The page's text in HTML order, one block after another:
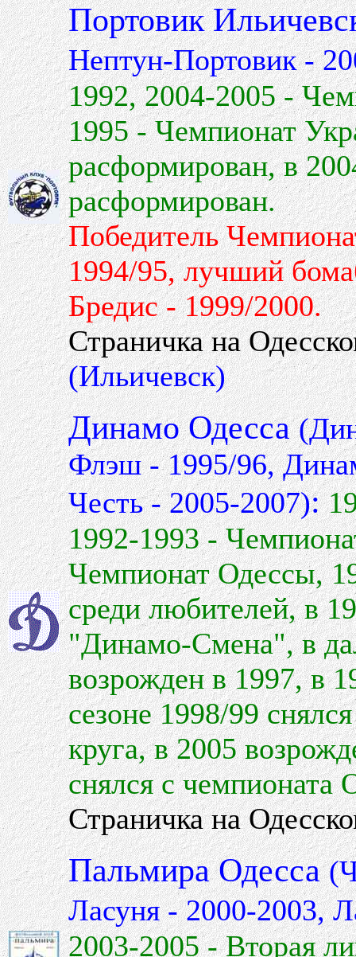
Портовик
Нептун-Портовик -
1992, 2004-2005 -
1995 - Чемпионат
расформирован, в
расформирован.
Победитель
1994/95, лучший
Бредис - 1999/2000.
Страничка на
(Ильичевск)
Динамо Одесса
Флэш - 1995/96,
Честь - 2005-2007):
1992-1993 -
Чемпионат Одессы,
среди любителей, в
"Динамо-Смена", в
возрожден в 1997, в
сезоне 1998/99
круга, в 2005
снялся с чемпионата
Страничка на
Пальмира Одесса
Ласуня - 2000-2003,
2003-2005 - Вторая